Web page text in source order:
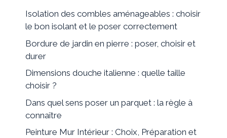
Isolation des combles aménageables : choisir
le bon isolant et le poser correctement
Bordure de jardin en pierre : poser, choisir et
durer
Dimensions douche italienne : quelle taille
choisir ?
Dans quel sens poser un parquet : la règle à
connaître
Peinture Mur Intérieur : Choix, Préparation et